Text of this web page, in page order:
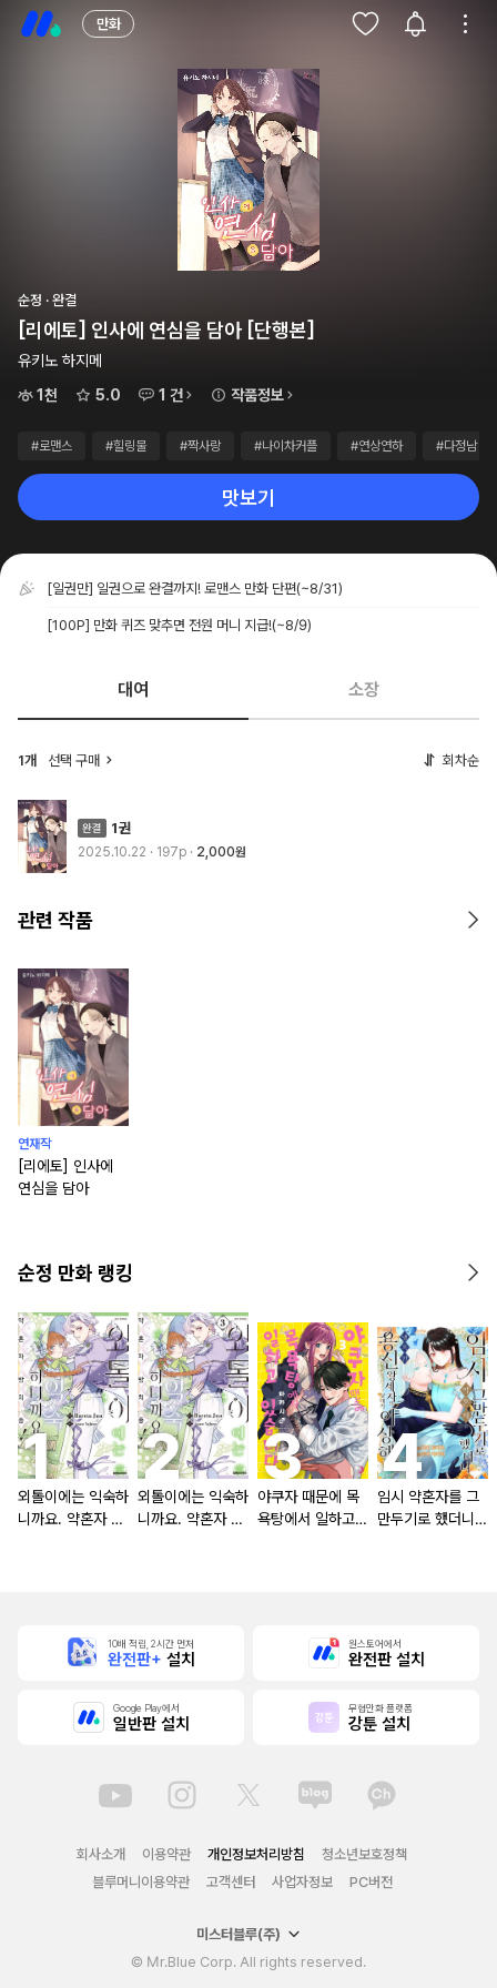
만화
순정 · 완결
[리에토] 인사에 연심을 담아 [단행본]
유키노 하지메
1천
5.0 1 건 작품정보
#로맨스 #힐링물 #짝사랑 #나이차커플 #연상연하 #다정남
맛보기
[일권만] 일권으로 완결까지! 로맨스 만화 단편(~8/31)
[100P] 만화 퀴즈 맞추면 전원 머니 지급!(~8/9)
대여 소장
1개 선택 구매 회차순
1권
2025.10.22 · 197p 2,000원
관련 작품
연재작
[리에토] 인사에
연심을 담아
순정 만화 랭킹
외톨이에는 익숙하
니까요. 약혼자 방
외톨이에는 익숙하
니까요. 약혼자 방
야쿠자 때문에 목
욕탕에서 일하고
임시 약혼자를 그
만두기로 했더니
10배 적립, 2시간 먼저
완전판+ 설치
원스토어에서
완전판 설치
Google Play에서
일반판 설치
무협만화 플랫폼
강툰 설치
회사소개 이용약관 개인정보처리방침
청소년보호정책
블루머니이용약관
고객센터 사업자정보 PC버전
미스터블루(주)
© Mr.Blue Corp. All rights reserved.